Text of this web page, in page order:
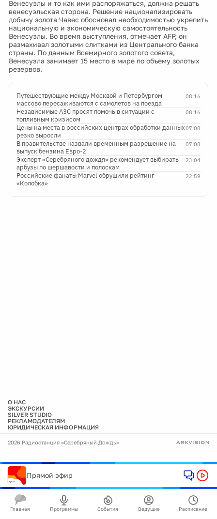
Венесуэлы и то как ими распоряжаться, должна решать
венесуэльская сторона. Решение национализировать
добычу золота Чавес обосновал необходимостью укрепить
национальную и экономическую самостоятельность
Венесуэлы. Во время выступления, отмечает AFP, он
размахивал золотыми слитками из Центрального банка
страны. По данным Всемирного золотого совета,
Венесуэла занимает 15 место в мире по объему золотых
резервов.
08:16
Путешествующие между Москвой и Петербургом
массово пересаживаются с самолетов на поезда
08:16
Независимые АЗС просят помочь в ситуации с
топливным кризисом
07:08
Цены на места в российских центрах обработки данных
резко выросли
07:08
В правительстве назвали временным разрешение на
выпуск бензина Евро-2
23:04
Эксперт «Серебряного дождя» рекомендует выбирать
арбузы по шершавости и полоскам
22:59
Российские фанаты Marvel обрушили рейтинг
«Колобка»
О НАС
ЭКСКУРСИИ
SILVER STUDIO
РЕКЛАМОДАТЕЛЯМ
ЮРИДИЧЕСКАЯ ИНФОРМАЦИЯ
2026 Радиостанция «Серебряный Дождь»
Прямой эфир
Главная Программы События Ведущие Расписание